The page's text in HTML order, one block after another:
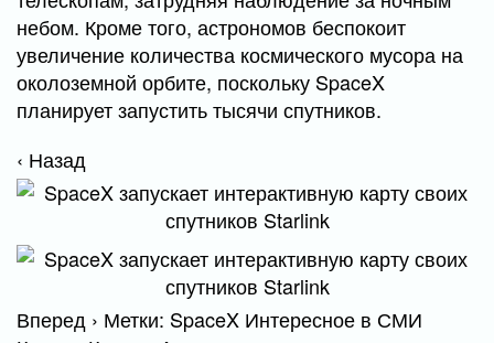
небом. Кроме того, астрономов беспокоит
увеличение количества космического мусора на
околоземной орбите, поскольку SpaceX
планирует запустить тысячи спутников.
‹ Назад
Вперед › Метки: SpaceX Интересное в СМИ